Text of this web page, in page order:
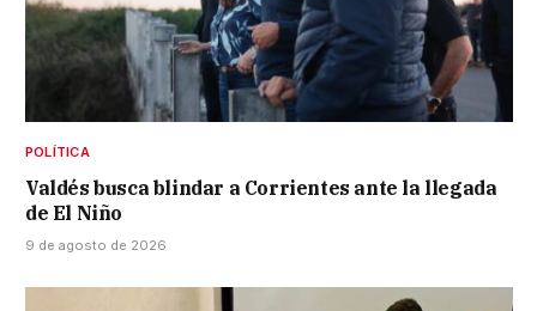
POLÍTICA
Valdés busca blindar a Corrientes ante la llegada
de El Niño
9 de agosto de 2026